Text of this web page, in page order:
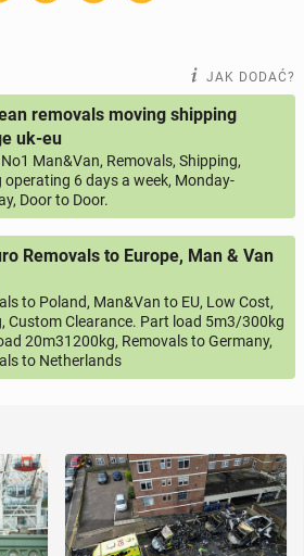
JAK DODAĆ?
removals moving shipping
uk-eu
Man&Van, Removals, Shipping,
operating 6 days a week, Monday-
Door to Door.
Removals to Europe, Man & Van
to Poland, Man&Van to EU, Low Cost,
Custom Clearance. Part load 5m3/300kg
20m31200kg, Removals to Germany,
to Netherlands